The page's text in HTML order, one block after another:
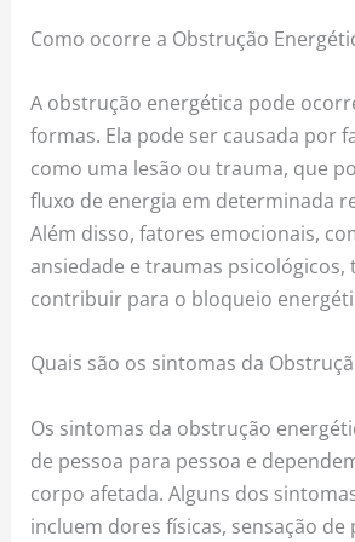
Como ocorre a Obstrução
A obstrução energética pode
formas. Ela pode ser causada por
como uma lesão ou trauma, que
fluxo de energia em determinada
Além disso, fatores emocionais,
ansiedade e traumas
contribuir para o bloqueio
Quais são os sintomas da
Os sintomas da obstrução
de pessoa para pessoa e
corpo afetada. Alguns dos
incluem dores físicas, sensação de